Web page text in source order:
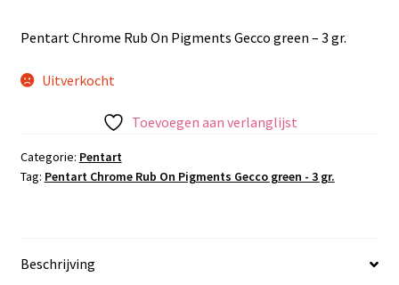
Pentart Chrome Rub On Pigments Gecco green – 3 gr.
Uitverkocht
Toevoegen aan verlanglijst
Categorie: Pentart
Tag: Pentart Chrome Rub On Pigments Gecco green - 3 gr.
Beschrijving